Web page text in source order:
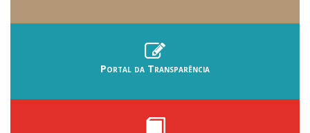
Portal da Transparência